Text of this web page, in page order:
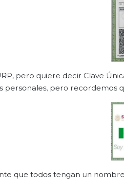
pero quiere decir Clave
personales, pero recordemos
que todos tengan un